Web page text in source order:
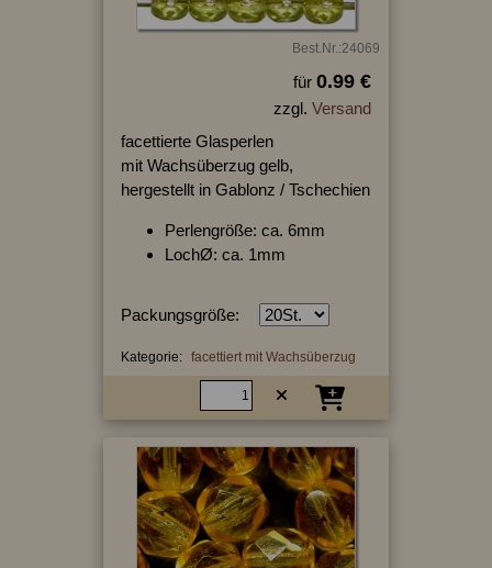
Best.Nr.:24069
für 0.99 €
zzgl. Versand
facettierte Glasperlen
mit Wachsüberzug gelb,
hergestellt in Gablonz / Tschechien
Perlengröße: ca. 6mm
LochØ: ca. 1mm
Packungsgröße:
Kategorie: facettiert mit Wachsüberzug